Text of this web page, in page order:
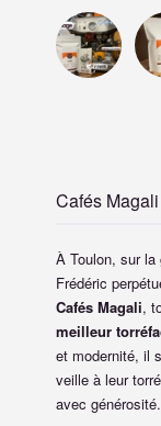
Cafés Magali
À Toulon, sur
Frédéric
Cafés Magali,
meilleur
et modernité, il
veille à leur
avec générosité.